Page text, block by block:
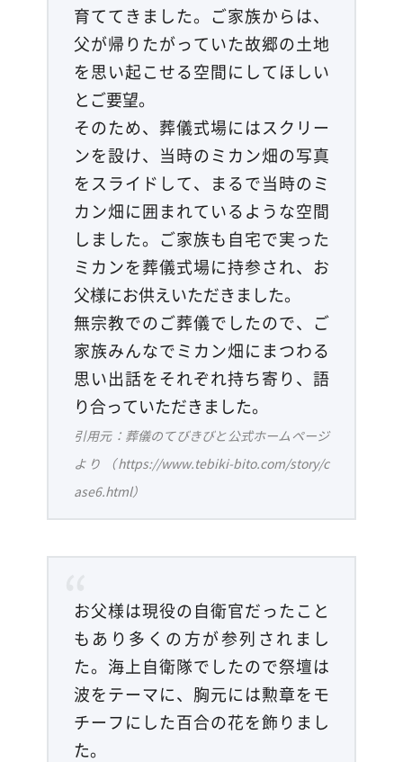
育ててきました。ご家族からは、
父が帰りたがっていた故郷の土地
を思い起こせる空間にしてほしい
とご要望。
そのため、葬儀式場にはスクリー
ンを設け、当時のミカン畑の写真
をスライドして、まるで当時のミ
カン畑に囲まれているような空間
しました。ご家族も自宅で実った
ミカンを葬儀式場に持参され、お
父様にお供えいただきました。
無宗教でのご葬儀でしたので、ご
家族みんなでミカン畑にまつわる
思い出話をそれぞれ持ち寄り、語
り合っていただきました。
引用元：葬儀のてびきびと公式ホームページ
より（https://www.tebiki-bito.com/story/c
ase6.html）
お父様は現役の自衛官だったこと
もあり多くの方が参列されまし
た。海上自衛隊でしたので祭壇は
波をテーマに、胸元には勲章をモ
チーフにした百合の花を飾りまし
た。